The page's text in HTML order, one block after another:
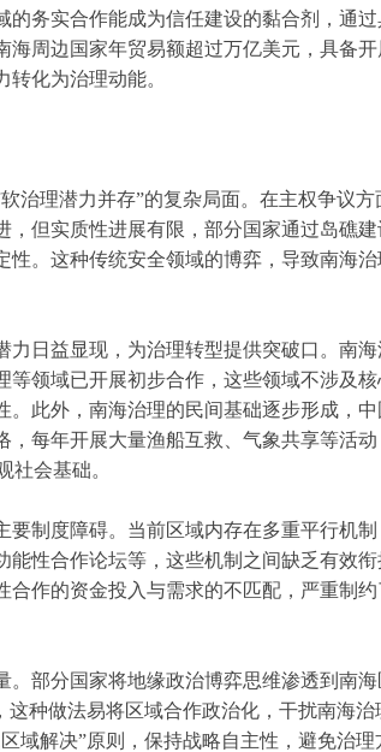
的务实合作能成为信任建设的黏合剂，通
周边国家年贸易额超过万亿美元，具备开
化为治理动能。
治理潜力并存”的复杂局面。在主权争议
，但实质性进展有限，部分国家通过岛礁
。这种传统安全领域的博弈，导致南海
日益显现，为治理转型提供突破口。南海
等领域已开展初步合作，这些领域不涉及
。此外，南海治理的民间基础逐步形成，
，每年开展大量渔船互救、气象共享等活
社会基础。
制度障碍。当前区域内存在多重平行机
性合作论坛等，这些机制之间缺乏有效衔
作的资金投入与需求的不匹配，严重制约
。部分国家将地缘政治博弈思维渗透到南
这种做法易将区域合作政治化，干扰南海
域解决”原则，保持战略自主性，避免治理